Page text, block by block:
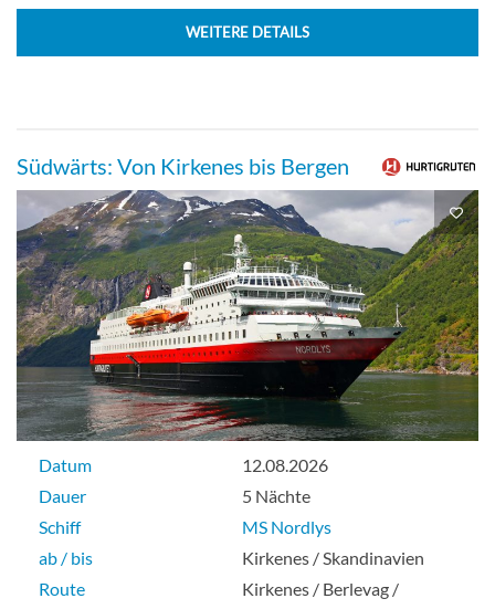
WEITERE DETAILS
Südwärts: Von Kirkenes bis Bergen
Datum
12.08.2026
Dauer
5 Nächte
Schiff
MS Nordlys
ab / bis
Kirkenes / Skandinavien
Route
Kirkenes / Berlevag /